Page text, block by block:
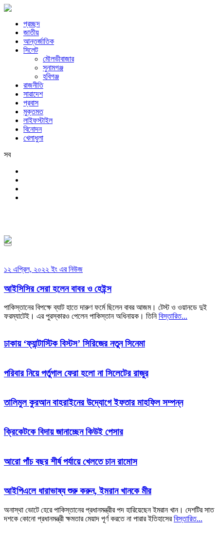
প্রচ্ছদ
জাতীয়
আন্তর্জাতিক
সিলেট
মৌলভীবাজার
সুনামগঞ্জ
হবিগঞ্জ
রাজনীতি
সারাদেশ
প্রবাস
মুক্তমত
লাইফস্টাইল
বিনোদন
খেলাধুলা
সব
১২ এপ্রিল, ২০২২ ইং এর নিউজ
আইসিসির সেরা হলেন বাবর ও হেইন্স
পাকিস্তানের বিপক্ষে ব্যাট হাতে দারুণ ফর্মে ছিলেন বাবর আজম। টেস্ট ও ওয়ানডে দুই
ফরম্যাটেই। এর পুরস্কারও পেলেন পাকিস্তান অধিনায়ক। তিনিবিস্তারিত...
ঢাকায় ‘ফ্যান্টাস্টিক বিস্টস’ সিরিজের নতুন সিনেমা
পরিবার নিয়ে পর্তুগাল ফেরা হলো না সিলেটের রাজুর
তালিমুল কুরআন বাহরাইনের উদ্যোগে ইফতার মাহফিল সম্পন্ন
ক্রিকেটকে বিদায় জানাচ্ছেন কিউই পেসার
আরো পাঁচ বছর শীর্ষ পর্যায়ে খেলতে চান রামোস
আইপিএলে ধারাভাষ্য শুরু করুন, ইমরান খানকে মীর
অনাস্থা ভোটে হেরে পা‌কিস্তানের প্রধানমন্ত্রীর পদ হারিয়েছেন ইমরান খান। দেশটির সাত
দশকে কোনো প্রধানমন্ত্রী ক্ষমতার মেয়াদ পূর্ণ করতে না পারার ইতিহাসেরবিস্তারিত...